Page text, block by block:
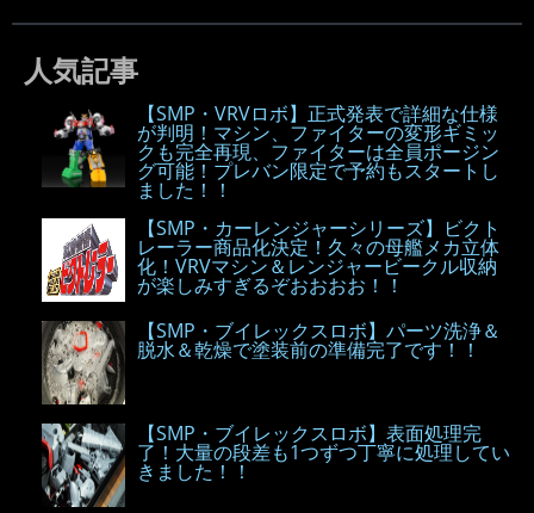
人気記事
【SMP・VRVロボ】正式発表で詳細な仕様
が判明！マシン、ファイターの変形ギミッ
クも完全再現、ファイターは全員ポージン
グ可能！プレバン限定で予約もスタートし
ました！！
【SMP・カーレンジャーシリーズ】ビクト
レーラー商品化決定！久々の母艦メカ立体
化！VRVマシン＆レンジャービークル収納
が楽しみすぎるぞおおおお！！
【SMP・ブイレックスロボ】パーツ洗浄＆
脱水＆乾燥で塗装前の準備完了です！！
【SMP・ブイレックスロボ】表面処理完
了！大量の段差も1つずつ丁寧に処理してい
きました！！